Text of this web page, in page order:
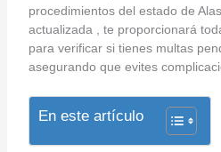
procedimientos del estado de
actualizada , te proporcionará
para verificar si tienes multas
asegurando que evites
En este artículo